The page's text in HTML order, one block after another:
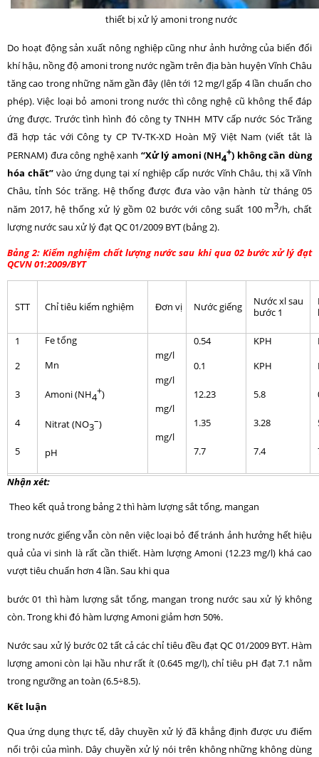
thiết bị xử lý amoni trong nước
Do hoạt động sản xuất nông nghiệp cũng như ảnh hưởng của biến đổi
khí hậu, nồng độ amoni trong nước ngầm trên địa bàn huyện Vĩnh Châu
tăng cao trong những năm gần đây (lên tới 12 mg/l gấp 4 lần chuẩn cho
phép). Việc loại bỏ amoni trong nước thì công nghệ cũ không thể đáp
ứng được. Trước tình hình đó công ty TNHH MTV cấp nước Sóc Trăng
đã hợp tác với Công ty CP TV-TK-XD Hoàn Mỹ Việt Nam (viết tắt là
PERNAM) đưa công nghệ xanh “Xử lý amoni (NH4+) không cần dùng
hóa chất”vào ứng dụng tại xí nghiệp cấp nước Vĩnh Châu, thị xã Vĩnh
Châu, tỉnh Sóc trăng. Hệ thống được đưa vào vận hành từ tháng 05
năm 2017, hệ thống xử lý gồm 02 bước với công suất 100 m3/h, chất
lượng nước sau xử lý đạt QC 01/2009 BYT (bảng 2).
Bảng 2: Kiểm nghiệm chất lượng nước sau khi qua 02 bước xử lý đạt
QCVN 01:2009/BYT
STT Chỉ tiêu kiểm nghiệm Đơn vị Nước giếng
Nước xl sau
bước 1
1
2
3
4
5
Fe tổng
Mn
Amoni (NH4+)
Nitrat (NO3–)
pH
mg/l
mg/l
mg/l
mg/l
0.54
0.1
12.23
1.35
7.7
KPH
KPH
5.8
3.28
7.4
Nhận xét:
Theo kết quả trong bảng 2 thì hàm lượng sắt tổng, mangan
trong nước giếng vẫn còn nên việc loại bỏ để tránh ảnh hưởng hết hiệu
quả của vi sinh là rất cần thiết. Hàm lượng Amoni (12.23 mg/l) khá cao
vượt tiêu chuẩn hơn 4 lần. Sau khi qua
bước 01 thì hàm lượng sắt tổng, mangan trong nước sau xử lý không
còn. Trong khi đó hàm lượng Amoni giảm hơn 50%.
Nước sau xử lý bước 02 tất cả các chỉ tiêu đều đạt QC 01/2009 BYT. Hàm
lượng amoni còn lại hầu như rất ít (0.645 mg/l), chỉ tiêu pH đạt 7.1 nằm
trong ngưỡng an toàn (6.5÷8.5).
Kết luận
Qua ứng dụng thực tế, dây chuyền xử lý đã khẳng định được ưu điểm
nổi trội của mình. Dây chuyền xử lý nói trên không những không dùng